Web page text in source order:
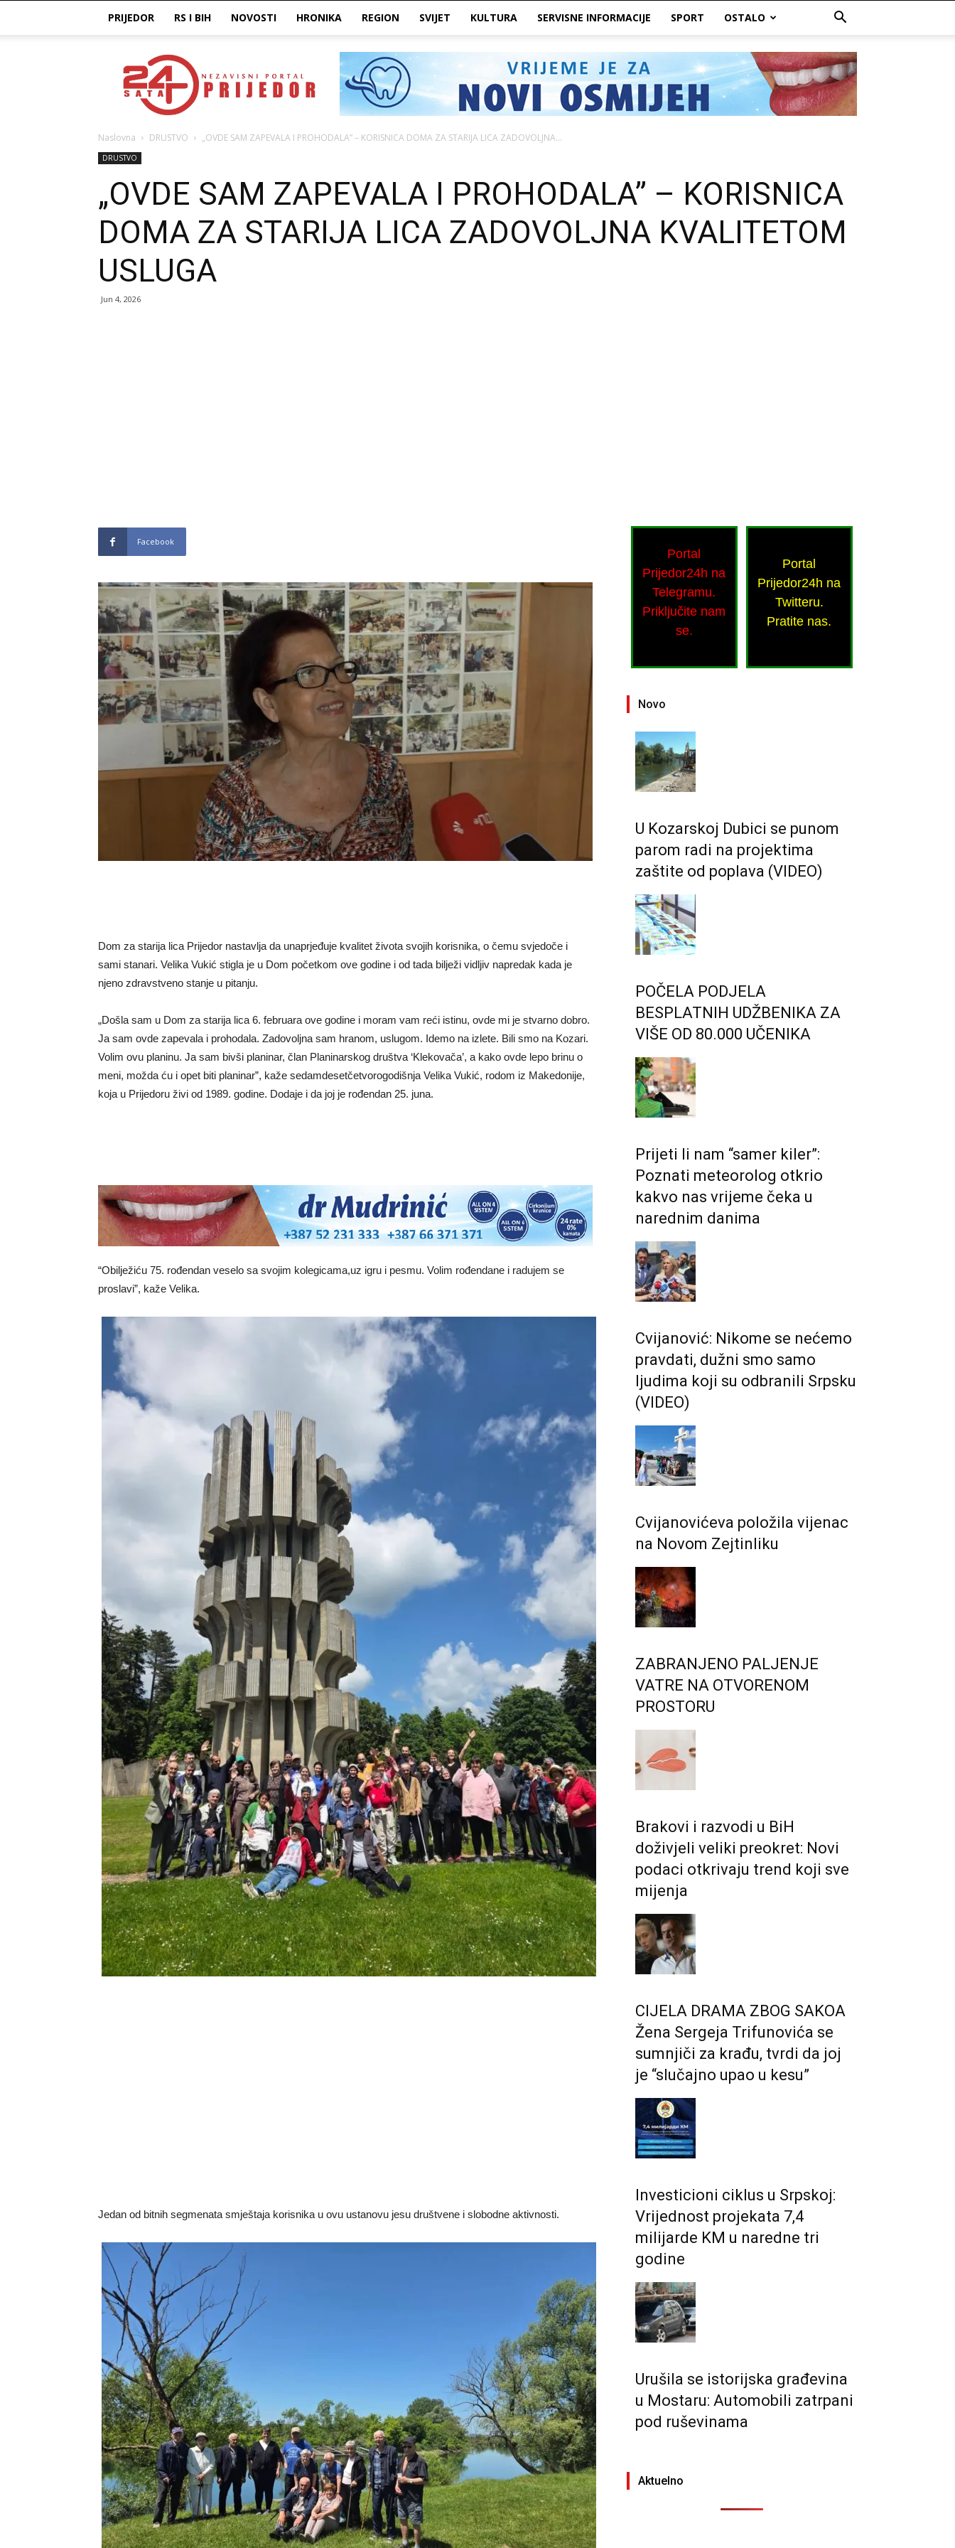
PRIJEDOR RS I BIH NOVOSTI HRONIKA REGION SVIJET KULTURA SERVISNE INFORMACIJE SPORT OSTALO
Prijedor24H
Naslovna DRUSTVO „OVDE SAM ZAPEVALA I PROHODALA” – KORISNICA DOMA ZA STARIJA LICA ZADOVOLJNA...
DRUSTVO
„OVDE SAM ZAPEVALA I PROHODALA” – KORISNICA
DOMA ZA STARIJA LICA ZADOVOLJNA KVALITETOM
USLUGA
Jun 4, 2026
Facebook
Dom za starija lica Prijedor nastavlja da unaprjeđuje kvalitet života svojih korisnika, o čemu svjedoče i
sami stanari. Velika Vukić stigla je u Dom početkom ove godine i od tada bilježi vidljiv napredak kada je
njeno zdravstveno stanje u pitanju.
„Došla sam u Dom za starija lica 6. februara ove godine i moram vam reći istinu, ovde mi je stvarno dobro.
Ja sam ovde zapevala i prohodala. Zadovoljna sam hranom, uslugom. Idemo na izlete. Bili smo na Kozari.
Volim ovu planinu. Ja sam bivši planinar, član Planinarskog društva ‘Klekovača’, a kako ovde lepo brinu o
meni, možda ću i opet biti planinar”, kaže sedamdesetčetvorogodišnja Velika Vukić, rodom iz Makedonije,
koja u Prijedoru živi od 1989. godine. Dodaje i da joj je rođendan 25. juna.
“Obilježiću 75. rođendan veselo sa svojim kolegicama,uz igru i pesmu. Volim rođendane i radujem se
proslavi”, kaže Velika.
Jedan od bitnih segmenata smještaja korisnika u ovu ustanovu jesu društvene i slobodne aktivnosti.
Portal
Prijedor24h na
Telegramu.
Priključite nam
se.
Portal
Prijedor24h na
Twitteru.
Pratite nas.
Novo
U Kozarskoj Dubici se punom
parom radi na projektima
zaštite od poplava (VIDEO)
POČELA PODJELA
BESPLATNIH UDŽBENIKA ZA
VIŠE OD 80.000 UČENIKA
Prijeti li nam “samer kiler”:
Poznati meteorolog otkrio
kakvo nas vrijeme čeka u
narednim danima
Cvijanović: Nikome se nećemo
pravdati, dužni smo samo
ljudima koji su odbranili Srpsku
(VIDEO)
Cvijanovićeva položila vijenac
na Novom Zejtinliku
ZABRANJENO PALJENJE
VATRE NA OTVORENOM
PROSTORU
Brakovi i razvodi u BiH
doživjeli veliki preokret: Novi
podaci otkrivaju trend koji sve
mijenja
CIJELA DRAMA ZBOG SAKOA
Žena Sergeja Trifunovića se
sumnjiči za krađu, tvrdi da joj
je “slučajno upao u kesu”
Investicioni ciklus u Srpskoj:
Vrijednost projekata 7,4
milijarde KM u naredne tri
godine
Urušila se istorijska građevina
u Mostaru: Automobili zatrpani
pod ruševinama
Aktuelno